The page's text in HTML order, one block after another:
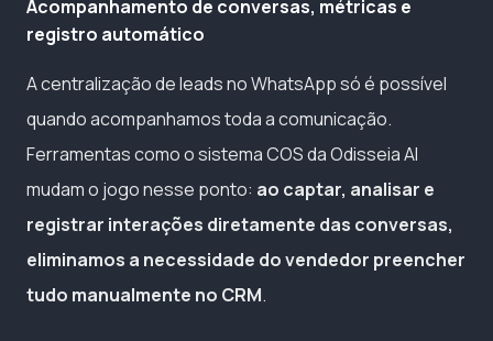
Acompanhamento de conversas, métricas e
registro automático
A centralização de leads no WhatsApp só é possível
quando acompanhamos toda a comunicação.
Ferramentas como o sistema COS da Odisseia AI
mudam o jogo nesse ponto: ao captar, analisar e
registrar interações diretamente das conversas,
eliminamos a necessidade do vendedor preencher
tudo manualmente no CRM.